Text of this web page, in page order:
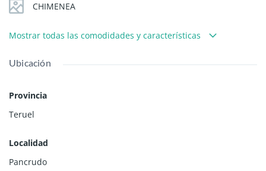
CHIMENEA
Mostrar todas las comodidades y características
Ubicación
Provincia
Teruel
Localidad
Pancrudo